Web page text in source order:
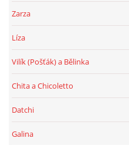
Zarza
Líza
Vilík (Pošťák) a Bělinka
Chita a Chicoletto
Datchi
Galina